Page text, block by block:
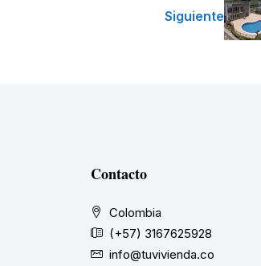
Siguiente
Contacto
Colombia
(+57) 3167625928
info@tuvivienda.co